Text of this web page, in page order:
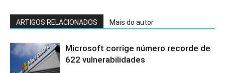
ARTIGOS RELACIONADOS Mais do autor
Microsoft corrige número recorde de
622 vulnerabilidades